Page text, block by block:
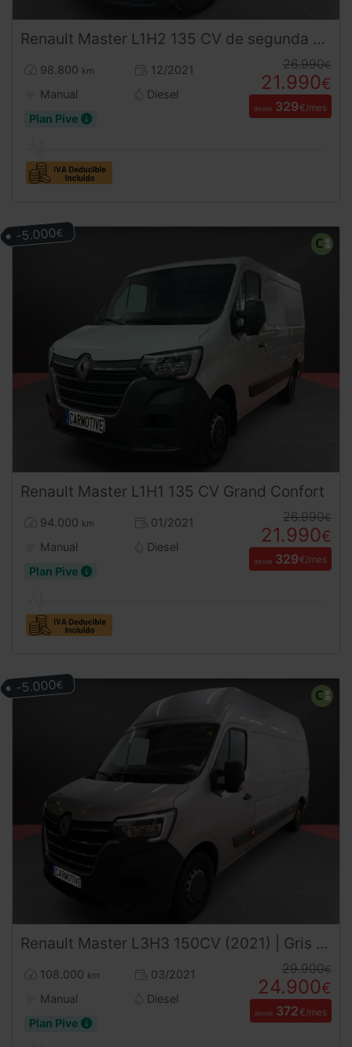
Renault Master L1H2 135 CV de segunda mano
98.800 km
12/2021
Manual
Diesel
Plan Pive
26.990€
21.990€
desde 329€/mes
Renault Master L1H1 135 CV Grand Confort
94.000 km
01/2021
Manual
Diesel
Plan Pive
26.990€
21.990€
desde 329€/mes
-5.000€
Renault Master L3H3 150CV (2021) | Gris | 379€/mes
108.000 km
03/2021
Manual
Diesel
Plan Pive
29.900€
24.900€
desde 372€/mes
-5.000€